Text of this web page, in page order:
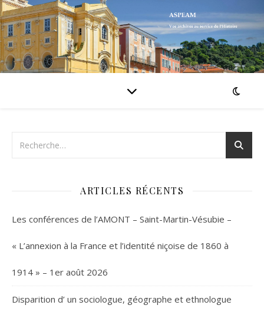
ARTICLES RÉCENTS
Les conférences de l’AMONT – Saint-Martin-Vésubie –
« L’annexion à la France et l’identité niçoise de 1860 à
1914 » – 1er août 2026
Disparition d’ un sociologue, géographe et ethnologue